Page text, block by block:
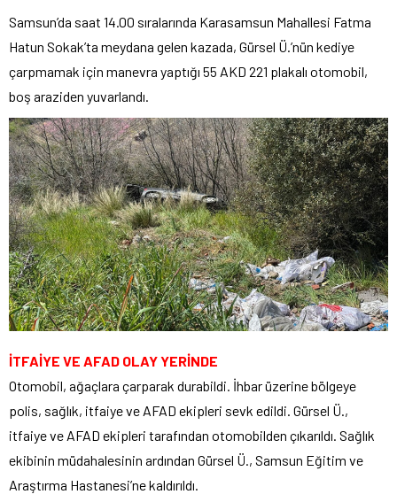
Samsun’da saat 14.00 sıralarında Karasamsun Mahallesi Fatma
Hatun Sokak’ta meydana gelen kazada, Gürsel Ü.’nün kediye
çarpmamak için manevra yaptığı 55 AKD 221 plakalı otomobil,
boş araziden yuvarlandı.
İTFAİYE VE AFAD OLAY YERİNDE
Otomobil, ağaçlara çarparak durabildi. İhbar üzerine bölgeye
polis, sağlık, itfaiye ve AFAD ekipleri sevk edildi. Gürsel Ü.,
itfaiye ve AFAD ekipleri tarafından otomobilden çıkarıldı. Sağlık
ekibinin müdahalesinin ardından Gürsel Ü., Samsun Eğitim ve
Araştırma Hastanesi’ne kaldırıldı.